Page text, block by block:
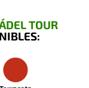
TOUR